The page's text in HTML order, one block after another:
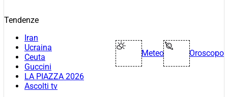
Tendenze
Iran
Ucraina
Ceuta
Guccini
LA PIAZZA 2026
Ascolti tv
Meteo Oroscopo